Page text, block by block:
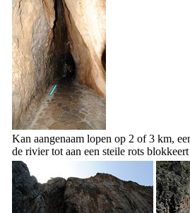
Kan aangenaam lopen op 2 of 3 km,
de rivier tot aan een steile rots